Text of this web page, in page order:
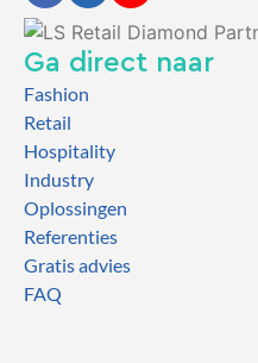
Ga direct naar
Fashion
Retail
Hospitality
Industry
Oplossingen
Referenties
Gratis advies
FAQ